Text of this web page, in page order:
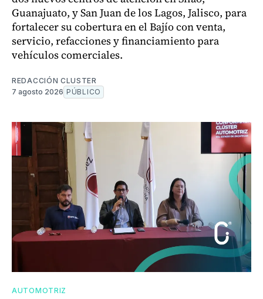
Guanajuato, y San Juan de los Lagos, Jalisco, para
fortalecer su cobertura en el Bajío con venta,
servicio, refacciones y financiamiento para
vehículos comerciales.
REDACCIÓN CLUSTER
7 agosto 2026 PÚBLICO
AUTOMOTRIZ